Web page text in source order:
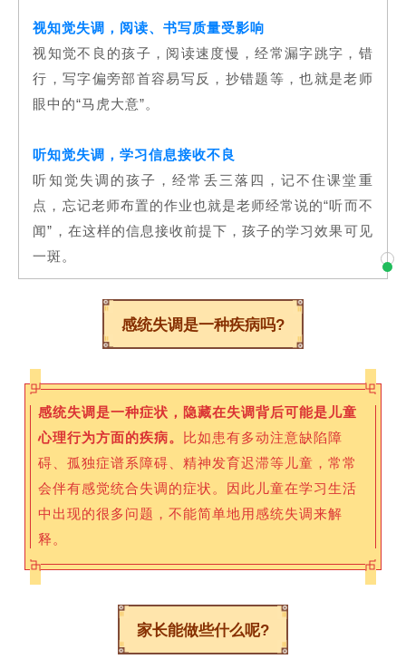
视知觉失调，阅读、书写质量受影响
视知觉不良的孩子，阅读速度慢，经常漏字跳字，错
行，写字偏旁部首容易写反，抄错题等，也就是老师
眼中的“马虎大意”。
听知觉失调，学习信息接收不良
听知觉失调的孩子，经常丢三落四，记不住课堂重
点，忘记老师布置的作业也就是老师经常说的“听而不
闻”，在这样的信息接收前提下，孩子的学习效果可见
一斑。
感统失调是一种疾病吗?
感统失调是一种症状，隐藏在失调背后可能是儿童
心理行为方面的疾病。 比如患有多动注意缺陷障
碍、孤独症谱系障碍、精神发育迟滞等儿童，常常
会伴有感觉统合失调的症状。因此儿童在学习生活
中出现的很多问题，不能简单地用感统失调来解
释。
家长能做些什么呢?